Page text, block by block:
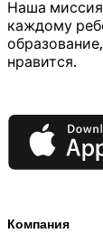
Наша
каждому
нравится.
App Store
Компания